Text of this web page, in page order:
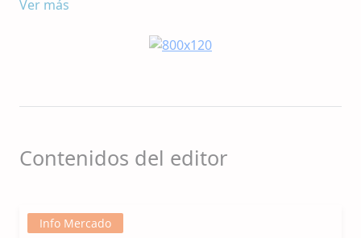
Fundada en 2014 por
alianza con algunas consultorías, cuidadosamente
Ver más
Contenidos del editor
Info Mercado